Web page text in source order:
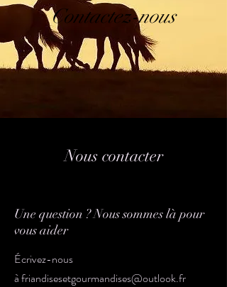
Contactez-nous
Nous contacter
Une question ? Nous sommes là pour
vous aider
Écrivez-nous
àfriandisesetgourmandises@outlook.fr